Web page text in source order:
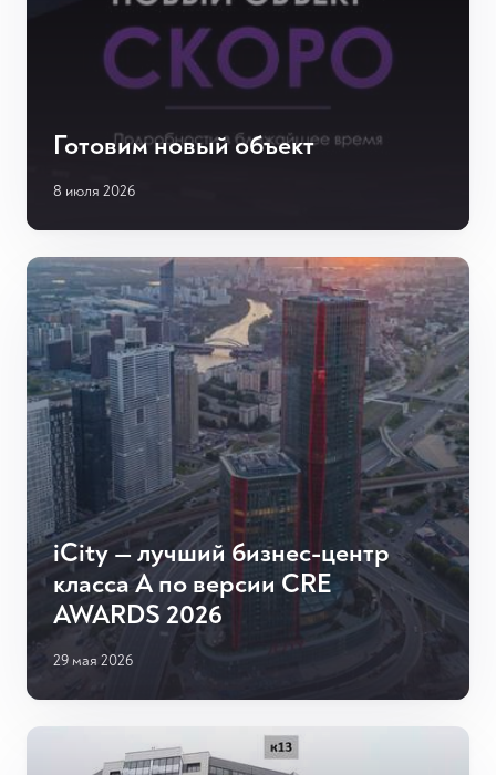
Готовим новый объект
8 июля 2026
iCity — лучший бизнес-центр
класса А по версии CRE
AWARDS 2026
29 мая 2026